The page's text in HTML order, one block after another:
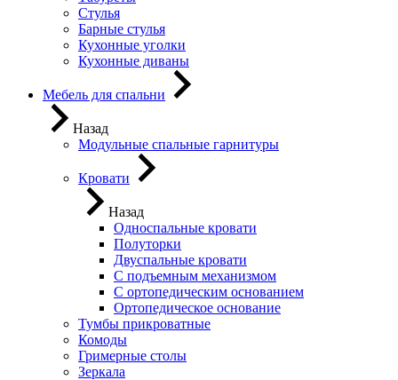
Стулья
Барные стулья
Кухонные уголки
Кухонные диваны
Мебель для спальни
Назад
Модульные спальные гарнитуры
Кровати
Назад
Односпальные кровати
Полуторки
Двуспальные кровати
С подъемным механизмом
С ортопедическим основанием
Ортопедическое основание
Тумбы прикроватные
Комоды
Гримерные столы
Зеркала